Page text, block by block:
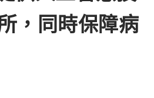
，同時保障病